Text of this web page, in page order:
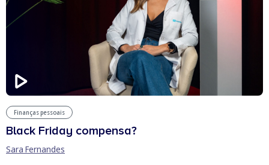
Finanças pessoais
Black Friday compensa?
Sara Fernandes